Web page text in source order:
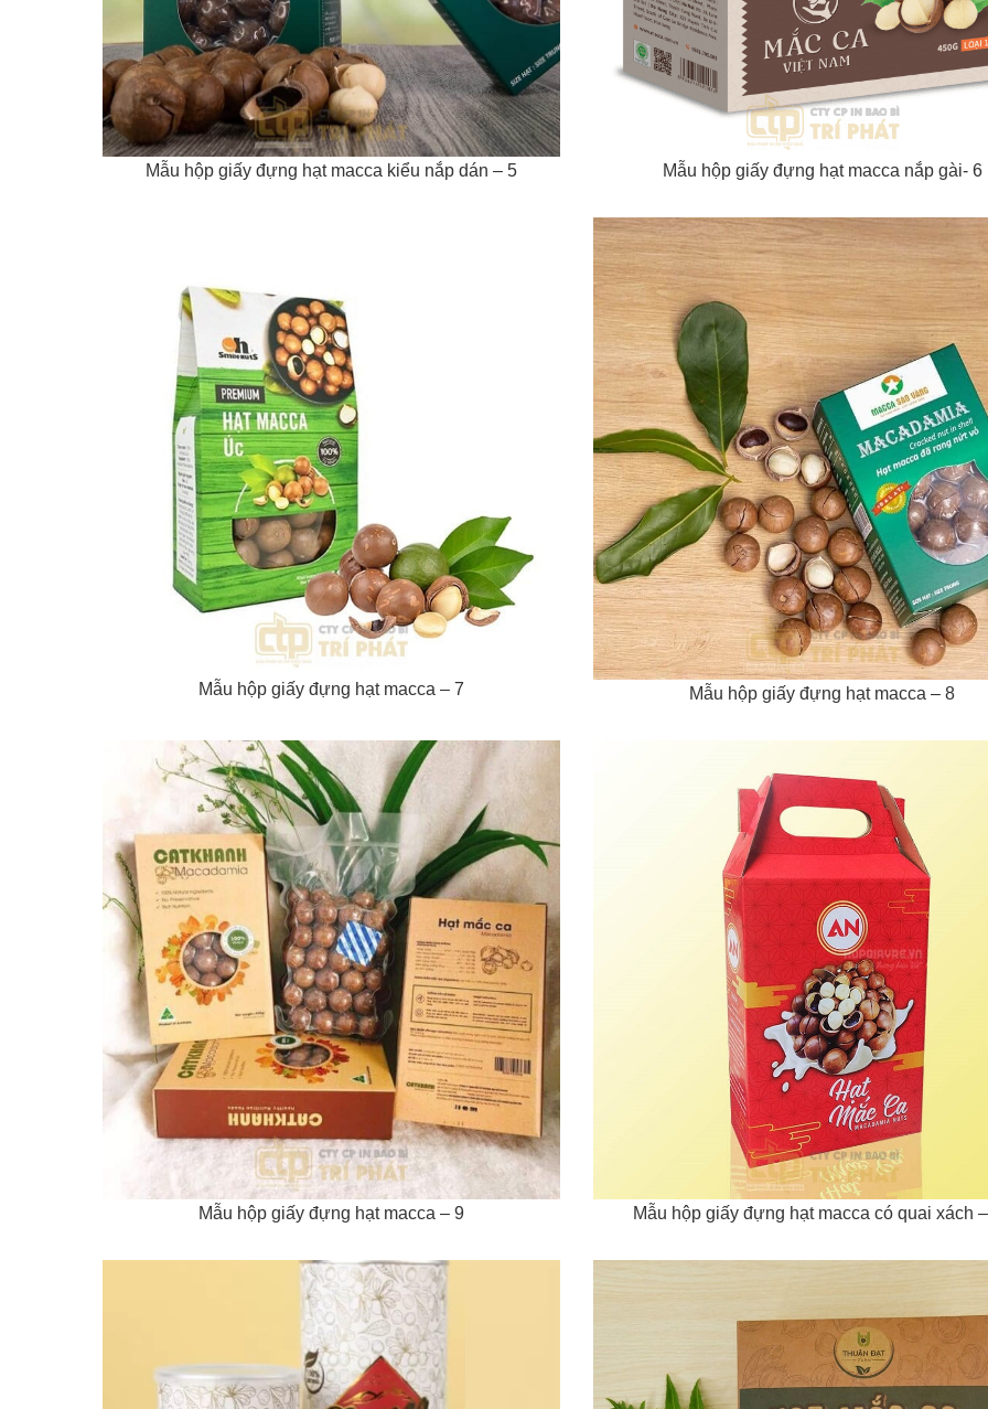
Mẫu hộp giấy đựng hạt macca kiểu nắp dán – 5 Mẫu hộp giấy đựng hạt macca nắp gài- 6
Mẫu hộp giấy đựng hạt macca – 7 Mẫu hộp giấy đựng hạt macca – 8
Mẫu hộp giấy đựng hạt macca – 9 Mẫu hộp giấy đựng hạt macca có quai xách